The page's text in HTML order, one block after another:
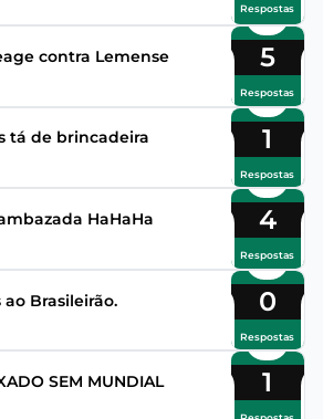
Respostas
contra Lemense 5
Respostas
tá de brincadeira 1
Respostas
HaHaHa 4
Respostas
Brasileirão. 0
Respostas
SEM MUNDIAL 1